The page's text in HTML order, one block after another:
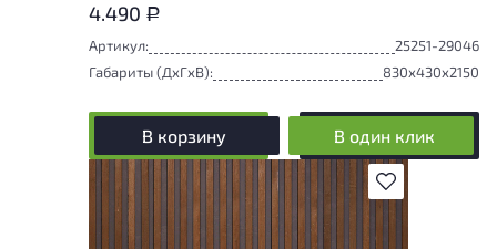
4.490 Р
Артикул:
25251-29046
Габариты (ДxГxВ):
830x430x2150
В корзину В один клик
В избранное